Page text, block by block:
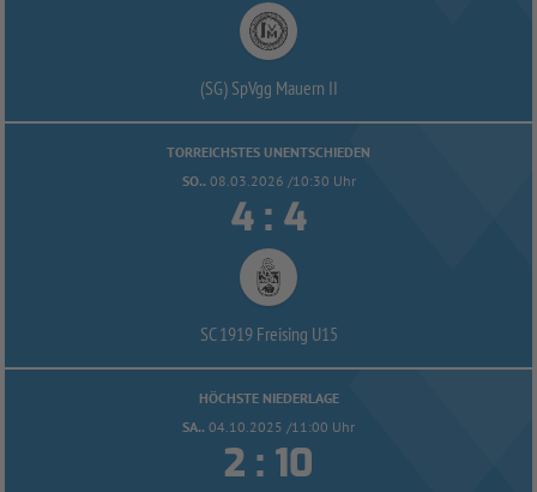
(SG) SpVgg Mauern II
TORREICHSTES UNENTSCHIEDEN
SO.. 08.03.2026 /10:30 Uhr
 : 
SC 1919 Freising U15
HÖCHSTE NIEDERLAGE
SA.. 04.10.2025 /11:00 Uhr
 : 